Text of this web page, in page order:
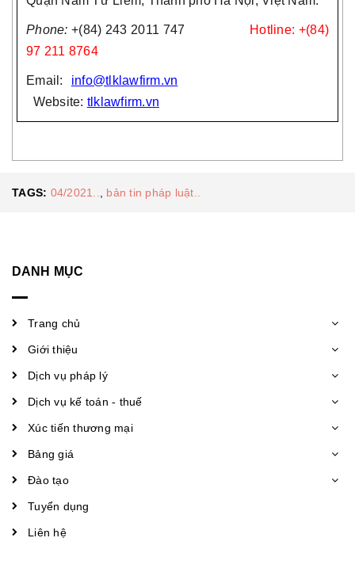
Phone:+(84) 243 2011 747
Hotline: +(84)
97 211 8764
Email: info@tlklawfirm.vn
Website: tlklawfirm.vn
TAGS: 04/2021.. bản tin pháp luật..
DANH MỤC
Trang chủ
Giới thiệu
Dịch vụ pháp lý
Dịch vụ kế toán - thuế
Xúc tiến thương mại
Bảng giá
Đào tạo
Tuyển dụng
Liên hệ